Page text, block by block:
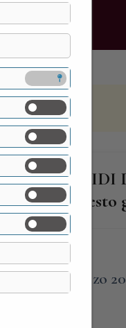
LE PIRAMIDI
– è richiesto
27 Marzo